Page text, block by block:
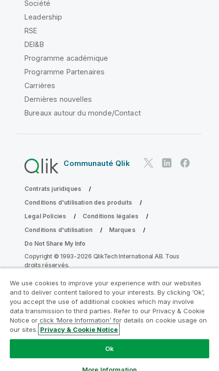
Société
Leadership
RSE
DEI&B
Programme académique
Programme Partenaires
Carrières
Dernières nouvelles
Bureaux autour du monde/Contact
Communauté Qlik
Contrats juridiques
Conditions d'utilisation des produits
Legal Policies
Conditions légales
Conditions d'utilisation
Marques
Do Not Share My Info
Copyright © 1993-2026 QlikTech International AB. Tous
droits réservés.
Rejoignez le Programme de
modernisation analytique
Modernisez votre système sans compromettre vos
précieuses applications QlikView grâce au Programme
de modernisation analytique.
d'informations ou contactez :
ampquestions@qlik.com
We use cookies to improve your experience with our websites
and to deliver content tailored to your interests. By clicking ‘Ok’,
you accept the use of additional cookies which may involve
data transmission to third parties. Refer to our Privacy & Cookie
Notice or click ‘More Information’ for details on cookie usage on
our sites. Privacy & Cookie Notice
Ok